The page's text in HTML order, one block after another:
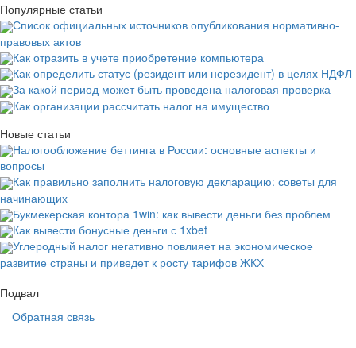
Популярные статьи
Список официальных источников опубликования нормативно-
правовых актов
Как отразить в учете приобретение компьютера
Как определить статус (резидент или нерезидент) в целях НДФЛ
За какой период может быть проведена налоговая проверка
Как организации рассчитать налог на имущество
Новые статьи
Налогообложение беттинга в России: основные аспекты и
вопросы
Как правильно заполнить налоговую декларацию: советы для
начинающих
Букмекерская контора 1win: как вывести деньги без проблем
Как вывести бонусные деньги с 1xbet
Углеродный налог негативно повлияет на экономическое
развитие страны и приведет к росту тарифов ЖКХ
Подвал
Обратная связь